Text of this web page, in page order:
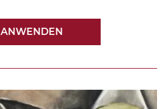
ANWENDEN